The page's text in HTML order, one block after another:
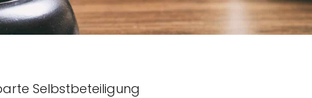
Selbstbeteiligung